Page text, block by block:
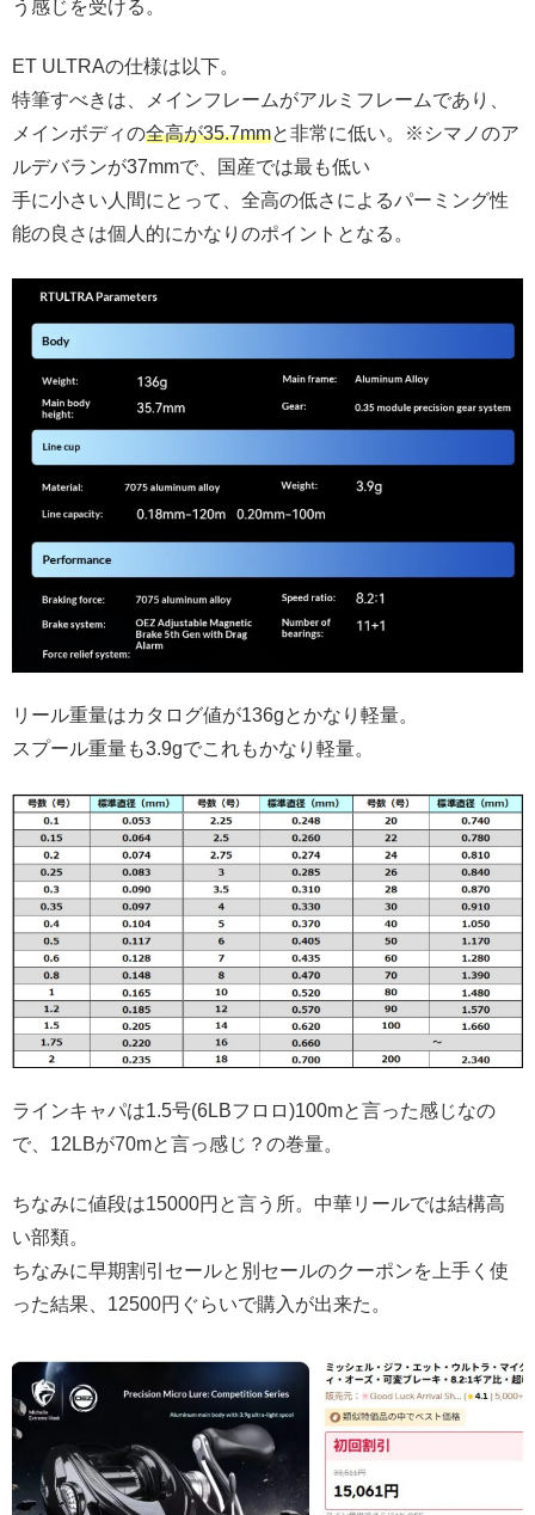
う感じを受ける。
ET ULTRAの仕様は以下。
特筆すべきは、メインフレームがアルミフレームであり、
メインボディの全高が35.7mmと非常に低い。※シマノのア
ルデバランが37mmで、国産では最も低い
手に小さい人間にとって、全高の低さによるパーミング性
能の良さは個人的にかなりのポイントとなる。
リール重量はカタログ値が136gとかなり軽量。
スプール重量も3.9gでこれもかなり軽量。
ラインキャパは1.5号(6LBフロロ)100mと言った感じなの
で、12LBが70mと言っ感じ？の巻量。
ちなみに値段は15000円と言う所。中華リールでは結構高
い部類。
ちなみに早期割引セールと別セールのクーポンを上手く使
った結果、12500円ぐらいで購入が出来た。